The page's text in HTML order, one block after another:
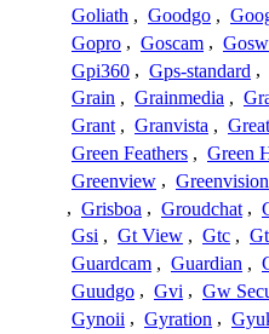
Goliath , Goodgo ,
Gopro , Goscam ,
Gpi360 , Gps-standard ,
Grain , Grainmedia ,
Grant , Granvista ,
Green Feathers , Green
Greenview , Greenvision
, Grisboa , Groudchat ,
Gsi , Gt View , Gtc ,
Guardcam , Guardian ,
Guudgo , Gvi , Gw
Gynoii , Gyration ,